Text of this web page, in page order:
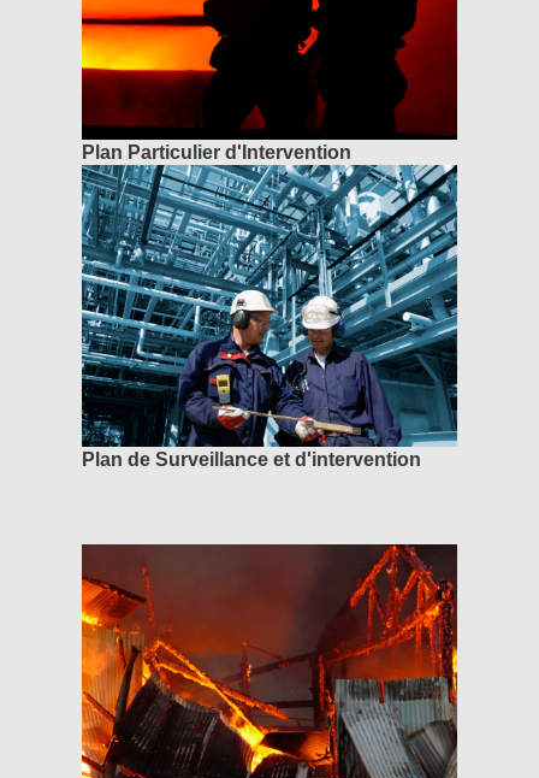
Plan Particulier d'Intervention
Plan de Surveillance et d'intervention